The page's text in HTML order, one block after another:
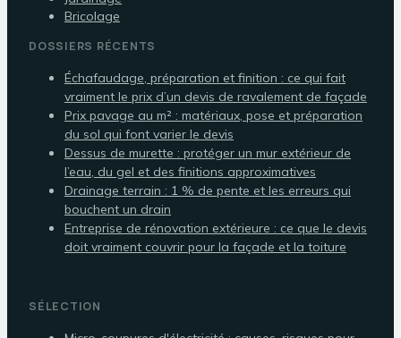
Bricolage
DOSSIERS RÉCENTS
Échafaudage, préparation et finition : ce qui fait
vraiment le prix d’un devis de ravalement de façade
Prix pavage au m² : matériaux, pose et préparation
du sol qui font varier le devis
Dessus de murette : protéger un mur extérieur de
l’eau, du gel et des finitions approximatives
Drainage terrain : 1 % de pente et les erreurs qui
bouchent un drain
Entreprise de rénovation extérieure : ce que le devis
doit vraiment couvrir pour la façade et la toiture
SÉLECTION